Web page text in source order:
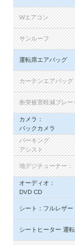
Wエアコン
サンルーフ
運転席エアバッグ
カーテンエアバッグ
衝突被害軽減ブレー
カメラ：
バックカメラ
パーキング
アシスト
地デジチューナー：
オーディオ：
DVD CD
シート：フルレザー
シートヒーター 運